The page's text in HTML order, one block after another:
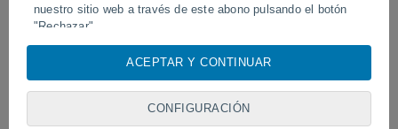
nuestro sitio web a través de este abono pulsando el botón
"Rechazar".
cookies, identificadores únicos o tecnologías similares para
visita en este sitio web, las direcciones IP y los
ACEPTAR Y CONTINUAR
CONFIGURACIÓN